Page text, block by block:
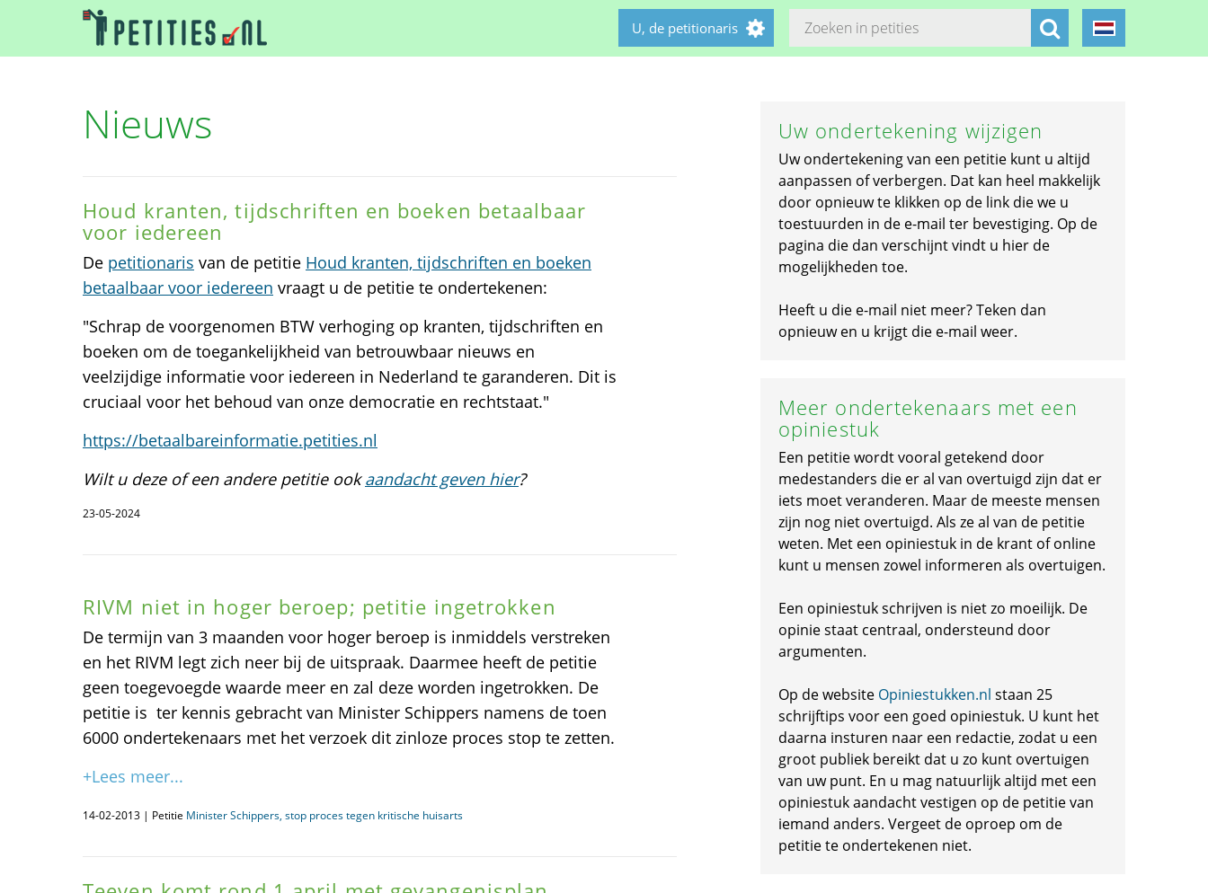
U, de petitionaris
Nieuws
Houd kranten, tijdschriften en boeken betaalbaar
voor iedereen
De petitionaris van de petitie Houd kranten, tijdschriften en boeken
betaalbaar voor iedereen vraagt u de petitie te ondertekenen:
"Schrap de voorgenomen BTW verhoging op kranten, tijdschriften en
boeken om de toegankelijkheid van betrouwbaar nieuws en
veelzijdige informatie voor iedereen in Nederland te garanderen. Dit is
cruciaal voor het behoud van onze democratie en rechtstaat."
https://betaalbareinformatie.petities.nl
Wilt u deze of een andere petitie ookaandacht geven hier?
23-05-2024
RIVM niet in hoger beroep; petitie ingetrokken
De termijn van 3 maanden voor hoger beroep is inmiddels verstreken
en het RIVM legt zich neer bij de uitspraak. Daarmee heeft de petitie
geen toegevoegde waarde meer en zal deze worden ingetrokken. De
petitie is ter kennis gebracht van Minister Schippers namens de toen
6000 ondertekenaars met het verzoek dit zinloze proces stop te zetten.
+Lees meer...
14-02-2013 | Petitie Minister Schippers, stop proces tegen kritische huisarts
Uw ondertekening wijzigen
Uw ondertekening van een petitie kunt u altijd
aanpassen of verbergen. Dat kan heel makkelijk
door opnieuw te klikken op de link die we u
toestuurden in de e-mail ter bevestiging. Op de
pagina die dan verschijnt vindt u hier de
mogelijkheden toe.
Heeft u die e-mail niet meer? Teken dan
opnieuw en u krijgt die e-mail weer.
Meer ondertekenaars met een
opiniestuk
Een petitie wordt vooral getekend door
medestanders die er al van overtuigd zijn dat er
iets moet veranderen. Maar de meeste mensen
zijn nog niet overtuigd. Als ze al van de petitie
weten. Met een opiniestuk in de krant of online
kunt u mensen zowel informeren als overtuigen.
Een opiniestuk schrijven is niet zo moeilijk. De
opinie staat centraal, ondersteund door
argumenten.
Op de website Opiniestukken.nl staan 25
schrijftips voor een goed opiniestuk. U kunt het
daarna insturen naar een redactie, zodat u een
groot publiek bereikt dat u zo kunt overtuigen
van uw punt. En u mag natuurlijk altijd met een
opiniestuk aandacht vestigen op de petitie van
iemand anders. Vergeet de oproep om de
petitie te ondertekenen niet.